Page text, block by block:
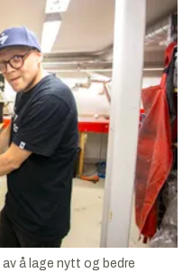
å lage nytt og bedre